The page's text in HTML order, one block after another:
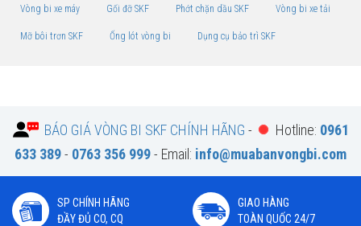
Vòng bi xe máy Gối đỡ SKF Phớt chặn dầu SKF Vòng bi xe tải
Mỡ bôi trơn SKF Ống lót vòng bi Dụng cụ bảo trì SKF
BÁO GIÁ VÒNG BI SKF CHÍNH HÃNG - Hotline: 0961
633 389- 0763 356 999- Email: info@muabanvongbi.com
SP CHÍNH HÃNG
ĐẦY ĐỦ CO, CQ
GIAO HÀNG
TOÀN QUỐC 24/7